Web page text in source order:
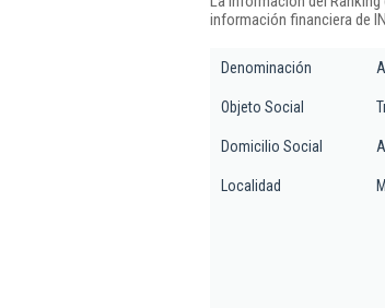
información financiera de
Denominación
Objeto Social
Domicilio Social
Localidad